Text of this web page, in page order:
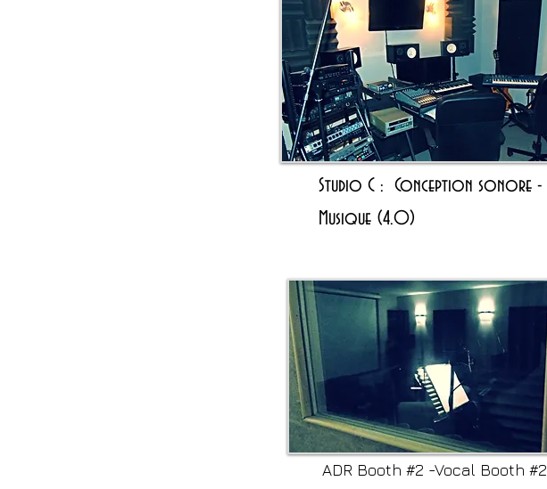
Studio C : Conception sonore -
Musique (4.0)
ADR Booth #2 -Vocal Booth #2